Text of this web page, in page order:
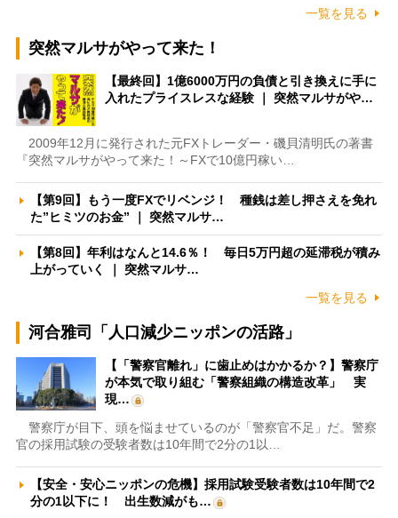
一覧を見る
突然マルサがやって来た！
【最終回】1億6000万円の負債と引き換えに手に
入れたプライスレスな経験 ｜ 突然マルサがや…
2009年12月に発行された元FXトレーダー・磯貝清明氏の著書
『突然マルサがやって来た！～FXで10億円稼い…
【第9回】もう一度FXでリベンジ！ 種銭は差し押さえを免れ
た”ヒミツのお金” ｜ 突然マルサ…
【第8回】年利はなんと14.6％！ 毎日5万円超の延滞税が積み
上がっていく ｜ 突然マルサ…
一覧を見る
河合雅司「人口減少ニッポンの活路」
【「警察官離れ」に歯止めはかかるか？】警察庁
が本気で取り組む「警察組織の構造改革」 実
現…
警察庁が目下、頭を悩ませているのが「警察官不足」だ。警察
官の採用試験の受験者数は10年間で2分の1以…
【安全・安心ニッポンの危機】採用試験受験者数は10年間で2
分の1以下に！ 出生数減がも…